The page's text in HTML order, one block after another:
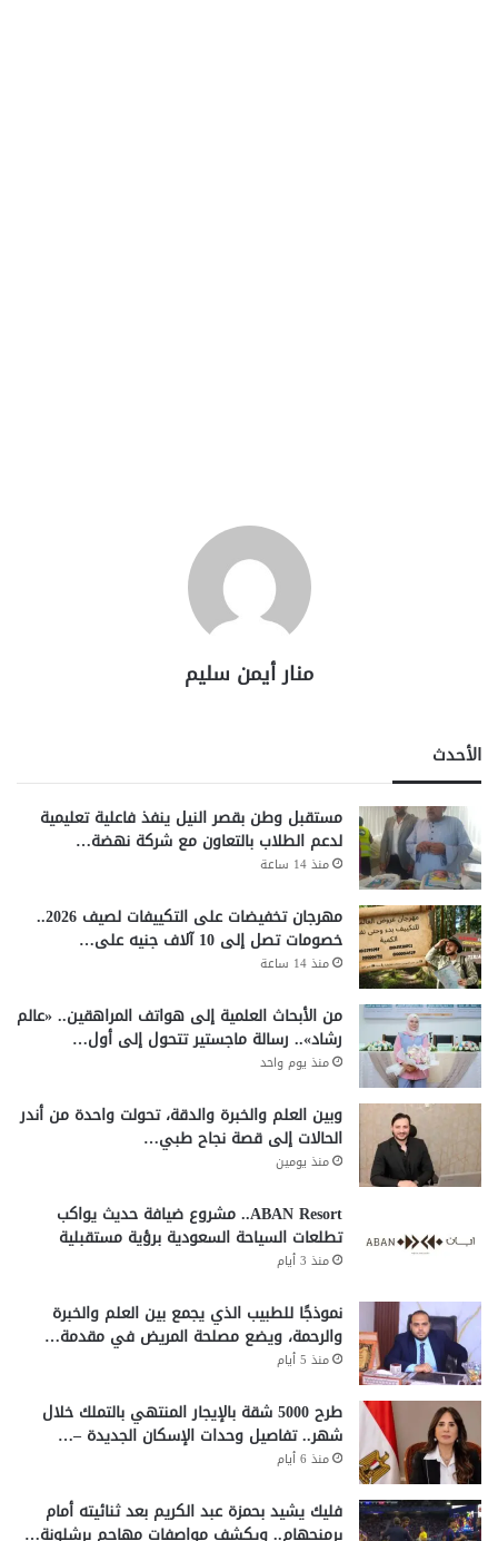
منار أيمن سليم
الأحدث
مستقبل وطن بقصر النيل ينفذ فاعلية تعليمية
لدعم الطلاب بالتعاون مع شركة نهضة…
منذ 14 ساعة
مهرجان تخفيضات على التكييفات لصيف 2026..
خصومات تصل إلى 10 آلاف جنيه على…
منذ 14 ساعة
من الأبحاث العلمية إلى هواتف المراهقين.. «عالم
رشاد».. رسالة ماجستير تتحول إلى أول…
منذ يوم واحد
وبين العلم والخبرة والدقة، تحولت واحدة من أندر
الحالات إلى قصة نجاح طبي…
منذ يومين
ABAN Resort.. مشروع ضيافة حديث يواكب
تطلعات السياحة السعودية برؤية مستقبلية
منذ 3 أيام
نموذجًا للطبيب الذي يجمع بين العلم والخبرة
والرحمة، ويضع مصلحة المريض في مقدمة…
منذ 5 أيام
طرح 5000 شقة بالإيجار المنتهي بالتملك خلال
شهر.. تفاصيل وحدات الإسكان الجديدة –…
منذ 6 أيام
فليك يشيد بحمزة عبد الكريم بعد ثنائيته أمام